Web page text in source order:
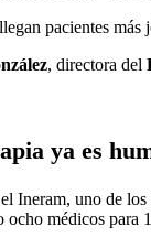
pacientes
, directora del
ya es
Ineram, uno de
médicos para